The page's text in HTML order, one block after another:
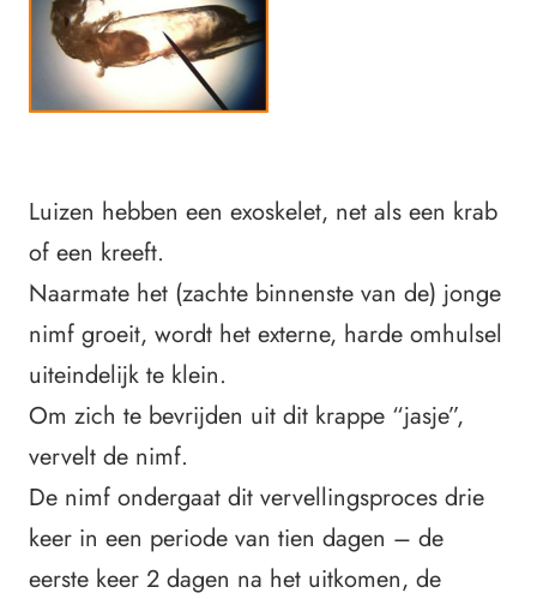
Luizen hebben een exoskelet, net als een krab
of een kreeft.
Naarmate het (zachte binnenste van de) jonge
nimf groeit, wordt het externe, harde omhulsel
uiteindelijk te klein.
Om zich te bevrijden uit dit krappe “jasje”,
vervelt de nimf.
De nimf ondergaat dit vervellingsproces drie
keer in een periode van tien dagen – de
eerste keer 2 dagen na het uitkomen, de